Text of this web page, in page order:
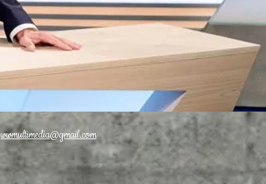
wwmultimedia@gmail.com